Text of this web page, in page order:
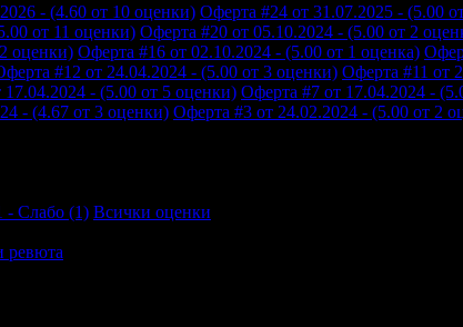
- (4.60 от 10 оценки) Оферта #24 от 31.07.2025 - (5.00
от 11 оценки) Оферта #20 от 05.10.2024 - (5.00 от 2
оценки) Оферта #16 от 02.10.2024 - (5.00 от 1 оценка)
#12 от 24.04.2024 - (5.00 от 3 оценки) Оферта #11 от
- (5.00 от 5 оценки) Оферта #7 от 17.04.2024 -
- (4.67 от 3 оценки) Оферта #3 от 24.02.2024 - (5.00 от 2
- Слабо (1) Всички оценки
ревюта